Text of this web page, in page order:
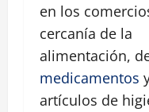
en los
cercanía de la
alimentación,
medicamentos
artículos de